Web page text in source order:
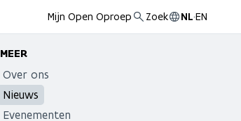
Mijn Open Oproep Zoek NL·EN
MEER
Over ons
Nieuws
Evenementen